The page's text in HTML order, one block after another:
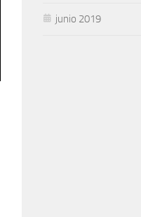
junio 2019